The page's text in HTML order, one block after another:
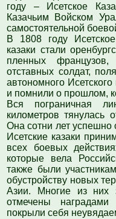
году – Исетское
Казачьим Войском
самостоятельной
В 1808 году
казаки стали
пленных французов,
отставных солдат,
автономного
и помнили о прошлом,
Вся пограничная
километров тянулась
Она сотни лет успешно
Исетские казаки
всех боевых
которые вела
также были
обустройству новых
Азии. Многие из них
отмечены наградами
покрыли себя